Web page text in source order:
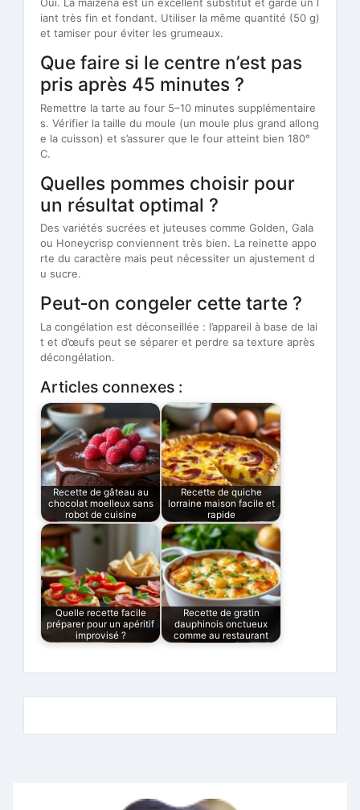
Oui. La maïzena est un excellent substitut et garde un l
iant très fin et fondant. Utiliser la même quantité (50 g)
et tamiser pour éviter les grumeaux.
Que faire si le centre n’est pas
pris après 45 minutes ?
Remettre la tarte au four 5–10 minutes supplémentaire
s. Vérifier la taille du moule (un moule plus grand allong
e la cuisson) et s’assurer que le four atteint bien 180°
C.
Quelles pommes choisir pour
un résultat optimal ?
Des variétés sucrées et juteuses comme Golden, Gala
ou Honeycrisp conviennent très bien. La reinette appo
rte du caractère mais peut nécessiter un ajustement d
u sucre.
Peut‑on congeler cette tarte ?
La congélation est déconseillée : l’appareil à base de lai
t et d’œufs peut se séparer et perdre sa texture après
décongélation.
Articles connexes :
Recette de gâteau au
chocolat moelleux sans
robot de cuisine
Recette de quiche
lorraine maison facile et
rapide
Quelle recette facile
préparer pour un apéritif
improvisé ?
Recette de gratin
dauphinois onctueux
comme au restaurant